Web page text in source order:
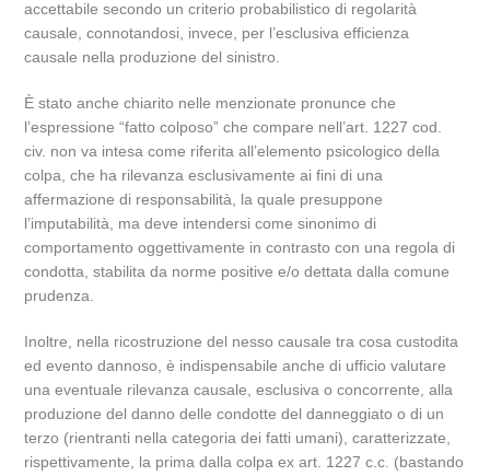
accettabile secondo un criterio probabilistico di regolarità
causale, connotandosi, invece, per l’esclusiva efficienza
causale nella produzione del sinistro.
È stato anche chiarito nelle menzionate pronunce che
l’espressione “fatto colposo” che compare nell’art. 1227 cod.
civ. non va intesa come riferita all’elemento psicologico della
colpa, che ha rilevanza esclusivamente ai fini di una
affermazione di responsabilità, la quale presuppone
l’imputabilità, ma deve intendersi come sinonimo di
comportamento oggettivamente in contrasto con una regola di
condotta, stabilita da norme positive e/o dettata dalla comune
prudenza.
Inoltre, nella ricostruzione del nesso causale tra cosa custodita
ed evento dannoso, è indispensabile anche di ufficio valutare
una eventuale rilevanza causale, esclusiva o concorrente, alla
produzione del danno delle condotte del danneggiato o di un
terzo (rientranti nella categoria dei fatti umani), caratterizzate,
rispettivamente, la prima dalla colpa ex art. 1227 c.c. (bastando